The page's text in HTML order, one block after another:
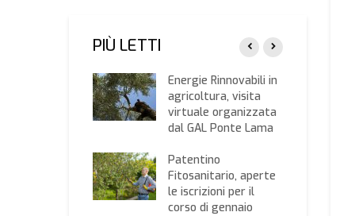
PIÙ LETTI
Energie Rinnovabili in
agricoltura, visita
virtuale organizzata
dal GAL Ponte Lama
Patentino
Fitosanitario, aperte
le iscrizioni per il
corso di gennaio